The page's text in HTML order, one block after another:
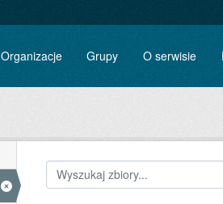
Organizacje Grupy O serwisie